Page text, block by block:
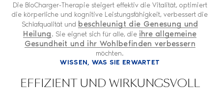
Die BioCharger-Therapie steigert effektiv die Vitalität, optimiert
die körperliche und kognitive Leistungsfähigkeit, verbessert die
Schlafqualität und beschleunigt die Genesung und
Heilung. Sie eignet sich für alle, die ihre allgemeine
Gesundheit und ihr Wohlbefinden verbessern
möchten.
WISSEN, WAS SIE ERWARTET
EFFIZIENT UND WIRKUNGSVOLL